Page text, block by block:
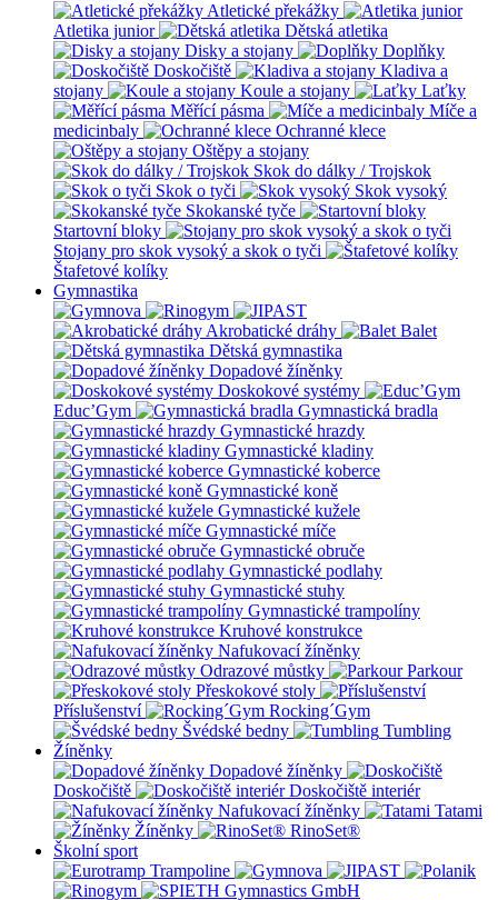
Atletické překážky
Atletika junior
Dětská atletika
Disky a stojany
Doplňky
Doskočiště
Kladiva a
stojany
Koule a stojany
Laťky
Měřící pásma
Míče a
medicinbaly
Ochranné klece
Oštěpy a stojany
Skok do dálky / Trojskok
Skok o tyči
Skok vysoký
Skokanské tyče
Startovní bloky
Stojany pro skok vysoký a skok o tyči
Štafetové kolíky
Gymnastika
Akrobatické dráhy
Balet
Dětská gymnastika
Dopadové žíněnky
Doskokové systémy
Educ’Gym
Gymnastická bradla
Gymnastické hrazdy
Gymnastické kladiny
Gymnastické koberce
Gymnastické koně
Gymnastické kužele
Gymnastické míče
Gymnastické obruče
Gymnastické podlahy
Gymnastické stuhy
Gymnastické trampolíny
Kruhové konstrukce
Nafukovací žíněnky
Odrazové můstky
Parkour
Přeskokové stoly
Příslušenství
Rocking´Gym
Švédské bedny
Tumbling
Žíněnky
Dopadové žíněnky
Doskočiště
Doskočiště interiér
Nafukovací žíněnky
Tatami
Žíněnky
RinoSet®
Školní sport